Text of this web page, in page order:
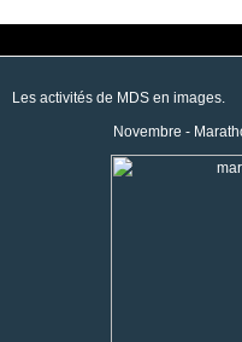
Les activités de MDS en images.
Novembre -